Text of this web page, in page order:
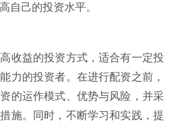
自己的投资水平。
收益的投资方式，适合有一定投
力的投资者。在进行配资之前，
的运作模式、优势与风险，并采
施。同时，不断学习和实践，提